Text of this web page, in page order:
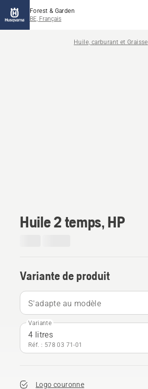
Forest & Garden
BE, Français
Huile, carburant et Graisse
Huile 2 temps, HP
Variante de produit
S'adapte au modèle
Variante
4 litres
Réf. : 578 03 71‑01
Logo couronne